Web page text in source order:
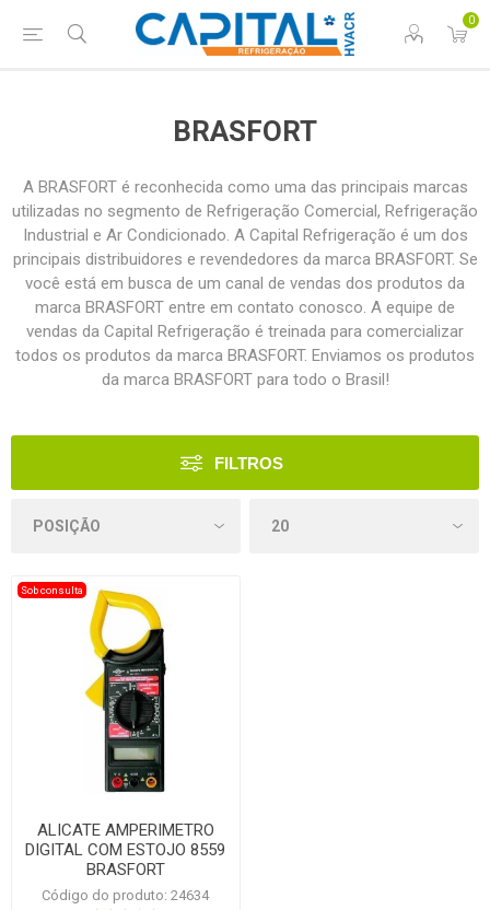
0
BRASFORT
A BRASFORT é reconhecida como uma das principais marcas
utilizadas no segmento de Refrigeração Comercial, Refrigeração
Industrial e Ar Condicionado. A Capital Refrigeração é um dos
principais distribuidores e revendedores da marca BRASFORT. Se
você está em busca de um canal de vendas dos produtos da
marca BRASFORT entre em contato conosco. A equipe de
vendas da Capital Refrigeração é treinada para comercializar
todos os produtos da marca BRASFORT. Enviamos os produtos
da marca BRASFORT para todo o Brasil!
FILTROS
Sob consulta
ALICATE AMPERIMETRO
DIGITAL COM ESTOJO 8559
BRASFORT
Código do produto: 24634